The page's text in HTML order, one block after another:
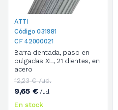
ATTI
Código 031981
CF 42000021
Barra dentada, paso en
pulgadas XL, 21 dientes, en
acero
12,23 € /ud.
9,65 €/ud.
En stock